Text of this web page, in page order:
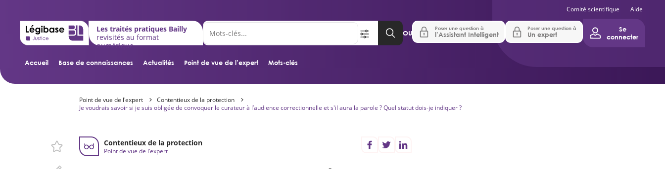
Aller au contenu principal
Accueil Base de connaissances Actualités Point de vue de l’expert Mots-clés
Les traités pratiques Bailly
revisités au format
numérique
OU
Poser une question à
l’Assistant Intelligent
Poser une question à
Un expert
Se
connecter
Comité scientifique Aide
Point de vue de l'expert
Contentieux de la protection
Je voudrais savoir si je suis obligée de convoquer le curateur à l’audience correctionnelle et s'il aura la parole ? Quel statut dois-je indiquer ?
Contentieux de la protection
Point de vue de l'expert